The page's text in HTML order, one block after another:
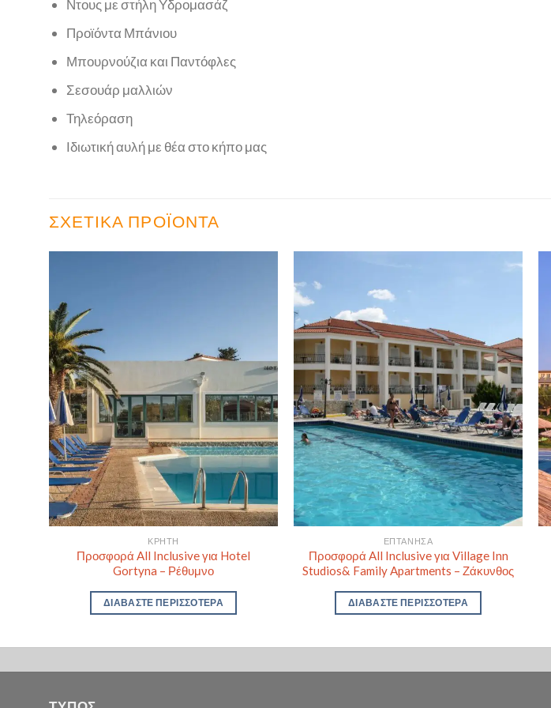
Ντους με στήλη Υδρομασάζ
Προϊόντα Μπάνιου
Μπουρνούζια και Παντόφλες
Σεσουάρ μαλλιών
Τηλεόραση
Ιδιωτική αυλή με θέα στο κήπο μας
ΣΧΕΤΙΚΆ ΠΡΟΪΌΝΤΑ
ΚΡΉΤΗ
Προσφορά All Inclusive για Hotel
Gortyna – Ρέθυμνο
ΔΙΑΒΆΣΤΕ ΠΕΡΙΣΣΌΤΕΡΑ
ΕΠΤΆΝΗΣΑ
Προσφορά All Inclusive για Village Inn
Studios& Family Apartments – Ζάκυνθος
ΔΙΑΒΆΣΤΕ ΠΕΡΙΣΣΌΤΕΡΑ